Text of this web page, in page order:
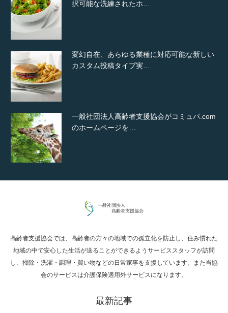
択可能な洗練されたホ…
変幻自在、あらゆる業種に対応可能な新しい
カスタム投稿タイプ実…
一般社団法人高齢者支援協会がコミュパ.com
のホームページを…
通常投稿
Hello world!
究極的に実用性を重視した「フッターバー」
高齢者支援協会では、高齢者の方々の地域での孤立化を防止し、住み慣れた
地域の中で安心した生活が送ることができるようサービススタッフが訪問
し、掃除・洗濯・調理・買い物などの日常家事を支援しています。また当協
会のサービスは介護保険適用外サービスになります。
最新記事